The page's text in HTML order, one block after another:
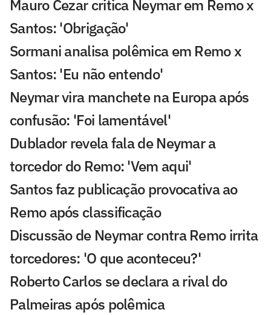
Mauro Cezar critica Neymar em Remo x
Santos: 'Obrigação'
Sormani analisa polêmica em Remo x
Santos: 'Eu não entendo'
Neymar vira manchete na Europa após
confusão: 'Foi lamentável'
Dublador revela fala de Neymar a
torcedor do Remo: 'Vem aqui'
Santos faz publicação provocativa ao
Remo após classificação
Discussão de Neymar contra Remo irrita
torcedores: 'O que aconteceu?'
Roberto Carlos se declara a rival do
Palmeiras após polêmica